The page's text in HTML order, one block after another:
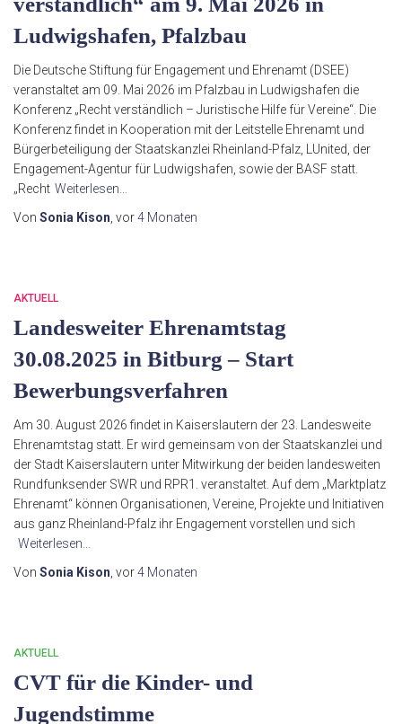
Ludwigshafen, Pfalzbau
Die Deutsche Stiftung für Engagement und Ehrenamt (DSEE)
veranstaltet am 09. Mai 2026 im Pfalzbau in Ludwigshafen die
Konferenz „Recht verständlich – Juristische Hilfe für Vereine“. Die
Konferenz findet in Kooperation mit der Leitstelle Ehrenamt und
Bürgerbeteiligung der Staatskanzlei Rheinland-Pfalz, LUnited, der
Engagement-Agentur für Ludwigshafen, sowie der BASF statt.
„Recht Weiterlesen…
Von Sonia Kison , vor4 Monaten
AKTUELL
Landesweiter Ehrenamtstag
30.08.2025 in Bitburg – Start
Bewerbungsverfahren
Am 30. August 2026 findet in Kaiserslautern der 23. Landesweite
Ehrenamtstag statt. Er wird gemeinsam von der Staatskanzlei und
der Stadt Kaiserslautern unter Mitwirkung der beiden landesweiten
Rundfunksender SWR und RPR1. veranstaltet. Auf dem „Marktplatz
Ehrenamt“ können Organisationen, Vereine, Projekte und Initiativen
aus ganz Rheinland-Pfalz ihr Engagement vorstellen und sich
Weiterlesen…
Von Sonia Kison , vor4 Monaten
AKTUELL
CVT für die Kinder- und
Jugendstimme